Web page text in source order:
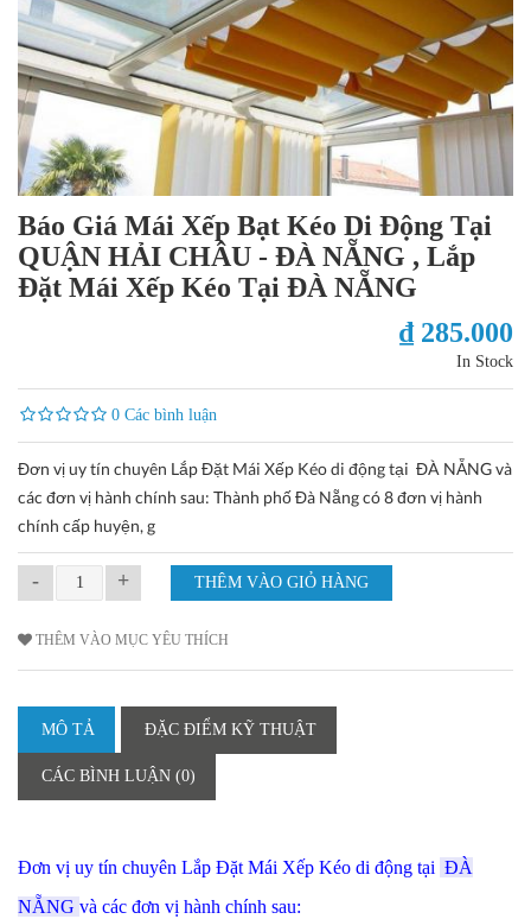
Báo Giá Mái Xếp Bạt Kéo Di Động Tại
QUẬN HẢI CHÂU - ĐÀ NẴNG , Lắp
Đặt Mái Xếp Kéo Tại ĐÀ NẴNG
₫ 285.000
In Stock
0 Các bình luận
Đơn vị uy tín chuyên Lắp Đặt Mái Xếp Kéo di động tại ĐÀ NẴNG và
các đơn vị hành chính sau: Thành phố Đà Nẵng có 8 đơn vị hành
chính cấp huyện, g
- +
THÊM VÀO MỤC YÊU THÍCH
MÔ TẢ ĐẶC ĐIỂM KỸ THUẬT
CÁC BÌNH LUẬN (0)
Đơn vị uy tín chuyên Lắp Đặt Mái Xếp Kéo di động tại ĐÀ
NẴNG và các đơn vị hành chính sau: